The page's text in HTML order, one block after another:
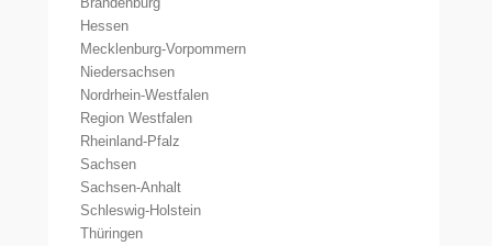
Hessen
Mecklenburg-Vorpommern
Niedersachsen
Nordrhein-Westfalen
Region Westfalen
Rheinland-Pfalz
Sachsen
Sachsen-Anhalt
Schleswig-Holstein
Thüringen